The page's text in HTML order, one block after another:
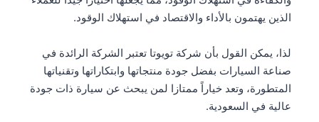
الذين يهتمون بالأداء والاقتصاد في استهلاك الوقود.
لذا، يمكن القول بأن شركة تويوتا تعتبر الشركة الرائدة في
صناعة السيارات بفضل جودة منتجاتها وابتكاراتها وتقنياتها
المتطورة، وتعد خياراً ممتازا لمن يبحث عن سيارة ذات جودة
عالية في السعودية.